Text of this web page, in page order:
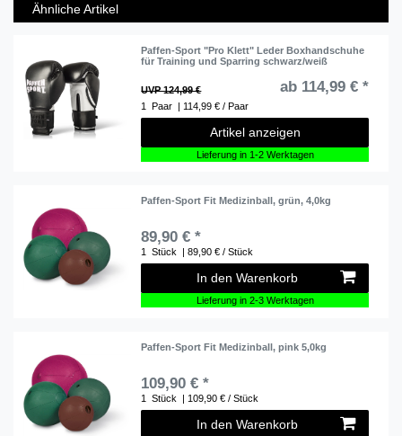
Ähnliche Artikel
Paffen-Sport "Pro Klett" Leder Boxhandschuhe
für Training und Sparring schwarz/weiß
UVP 124,99 € ab 114,99 € *
1 Paar | 114,99 € / Paar
Artikel anzeigen
Lieferung in 1-2 Werktagen
Paffen-Sport Fit Medizinball, grün, 4,0kg
89,90 € *
1 Stück | 89,90 € / Stück
In den Warenkorb
Lieferung in 2-3 Werktagen
Paffen-Sport Fit Medizinball, pink 5,0kg
109,90 € *
1 Stück | 109,90 € / Stück
In den Warenkorb